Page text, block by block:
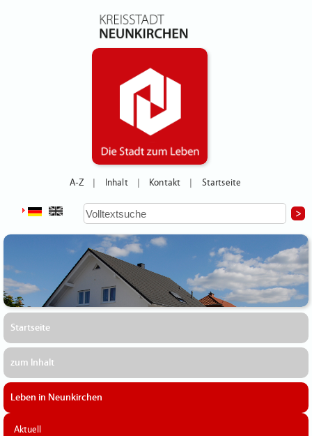
A-Z Inhalt Kontakt Startseite
Startseite
zum Inhalt
Leben in Neunkirchen
Aktuell